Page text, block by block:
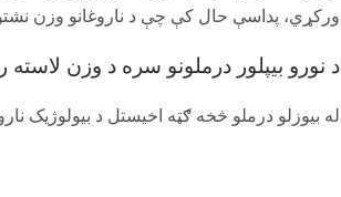
ورکړي، پداسې حال کې چې د ناروغانو وزن
د نورو بیپلور درملونو سره د وزن لاسته
له بیوزلو درملو څخه ګټه اخیستل د بیولوژیک